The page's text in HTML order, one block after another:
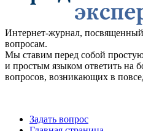
Интернет-журнал,
вопросам.
Мы ставим перед собой
и простым языком ответить на
вопросов, возникающих в
Задать вопрос